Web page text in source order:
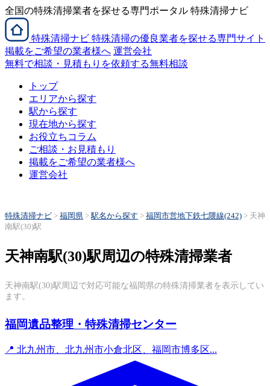
全国の特殊清掃業者を探せる専門ポータル 特殊清掃ナビ
特殊清掃ナビ 特殊清掃の優良業者を探せる専門サイト
掲載をご希望の業者様へ 運営会社
無料で相談・見積もりを依頼する無料相談
トップ
エリアから探す
駅から探す
現在地から探す
お役立ちコラム
ご相談・お見積もり
掲載をご希望の業者様へ
運営会社
特殊清掃ナビ > 福岡県 >駅名から探す > 福岡市営地下鉄七隈線(242) > 天神
南駅(30)駅
天神南駅(30)駅周辺の特殊清掃業者
天神南駅(30)駅周辺で対応可能な福岡県の特殊清掃業者を表示してい
ます。
福岡遺品整理・特殊清掃センター
📍 北九州市、北九州市小倉北区、福岡市博多区...